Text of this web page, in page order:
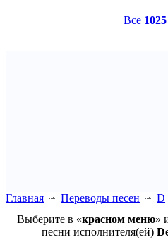
Все 1025
Главная Переводы песен D
Выберите в «красном меню»
песни исполнителя(ей)